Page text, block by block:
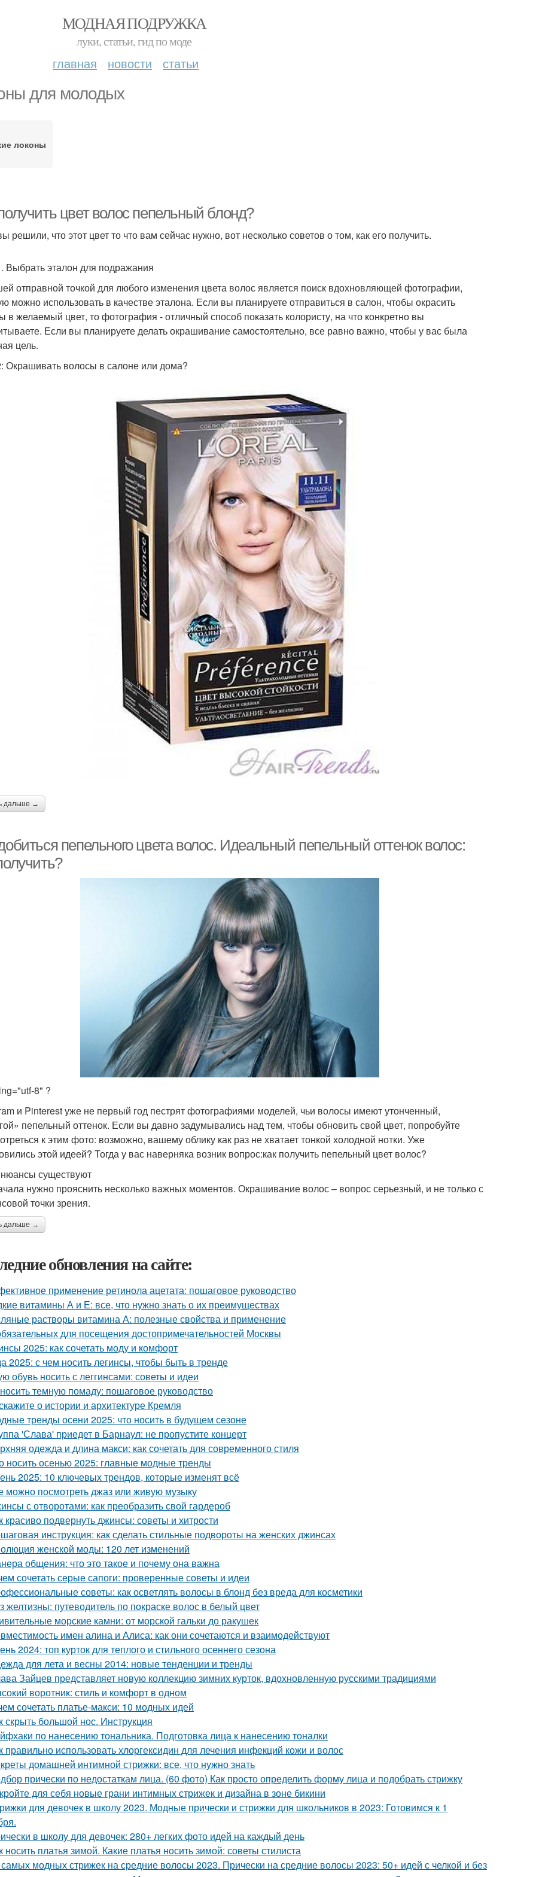
МОДНАЯ ПОДРУЖКА
луки, статьи, гид по моде
главная новости статьи
для молодых
локоны
цвет волос пепельный блонд?
решили, что этот цвет то что вам сейчас нужно, вот несколько советов о том, как его получить.
Выбрать эталон для подражания
отправной точкой для любого изменения цвета волос является поиск вдохновляющей фотографии,
можно использовать в качестве эталона. Если вы планируете отправиться в салон, чтобы окрасить
в желаемый цвет, то фотография - отличный способ показать колористу, на что конкретно вы
Если вы планируете делать окрашивание самостоятельно, все равно важно, чтобы у вас была
цель.
Окрашивать волосы в салоне или дома?
дальше →
пепельного цвета волос. Идеальный пепельный оттенок волос:
8" ?
и Pinterest уже не первый год пестрят фотографиями моделей, чьи волосы имеют утонченный,
пепельный оттенок. Если вы давно задумывались над тем, чтобы обновить свой цвет, попробуйте
к этим фото: возможно, вашему облику как раз не хватает тонкой холодной нотки. Уже
этой идеей? Тогда у вас наверняка возник вопрос:как получить пепельный цвет волос?
существуют
нужно прояснить несколько важных моментов. Окрашивание волос – вопрос серьезный, и не только с
точки зрения.
дальше →
обновления на сайте:
применение ретинола ацетата: пошаговое руководство
витамины А и Е: все, что нужно знать о их преимуществах
растворы витамина А: полезные свойства и применение
для посещения достопримечательностей Москвы
2025: как сочетать моду и комфорт
2025: с чем носить легинсы, чтобы быть в тренде
обувь носить с леггинсами: советы и идеи
темную помаду: пошаговое руководство
о истории и архитектуре Кремля
тренды осени 2025: что носить в будущем сезоне
'Слава' приедет в Барнаул: не пропустите концерт
одежда и длина макси: как сочетать для современного стиля
носить осенью 2025: главные модные тренды
2025: 10 ключевых трендов, которые изменят всё
можно посмотреть джаз или живую музыку
с отворотами: как преобразить свой гардероб
красиво подвернуть джинсы: советы и хитрости
инструкция: как сделать стильные подвороты на женских джинсах
женской моды: 120 лет изменений
общения: что это такое и почему она важна
сочетать серые сапоги: проверенные советы и идеи
советы: как осветлять волосы в блонд без вреда для косметики
желтизны: путеводитель по покраске волос в белый цвет
морские камни: от морской гальки до ракушек
имен алина и Алиса: как они сочетаются и взаимодействуют
2024: топ курток для теплого и стильного осеннего сезона
для лета и весны 2014: новые тенденции и тренды
Зайцев представляет новую коллекцию зимних курток, вдохновленную русскими традициями
воротник: стиль и комфорт в одном
сочетать платье-макси: 10 модных идей
скрыть большой нос. Инструкция
по нанесению тональника. Подготовка лица к нанесению тоналки
правильно использовать хлоргексидин для лечения инфекций кожи и волос
домашней интимной стрижки: все, что нужно знать
прически по недостаткам лица. (60 фото) Как просто определить форму лица и подобрать стрижку
для себя новые грани интимных стрижек и дизайна в зоне бикини
для девочек в школу 2023. Модные прически и стрижки для школьников в 2023: Готовимся к 1
в школу для девочек: 280+ легких фото идей на каждый день
носить платья зимой. Какие платья носить зимой: советы стилиста
модных стрижек на средние волосы 2023. Прически на средние волосы 2023: 50+ идей с челкой и без